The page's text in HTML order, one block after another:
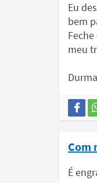
Eu
bem
meu
Com
É